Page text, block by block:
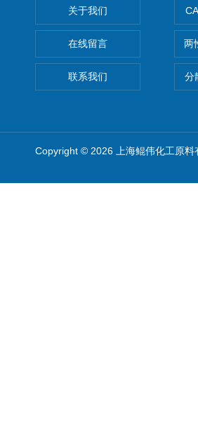
关于我们
在线留言
联系我们
两
分
Copyright © 2026 上海鲲伟化工原料